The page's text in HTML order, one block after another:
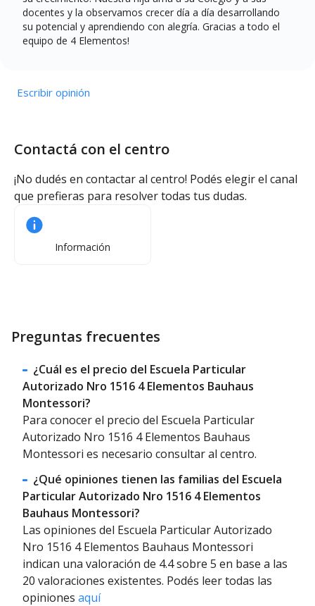
docentes y la observamos crecer día a día desarrollando
su potencial y aprendiendo con alegría. Gracias a todo el
equipo de 4 Elementos!
Escribir opinión
Contactá con el centro
¡No dudés en contactar al centro! Podés elegir el canal
que prefieras para resolver todas tus dudas.
Información
Preguntas frecuentes
¿Cuál es el precio del Escuela Particular
Autorizado Nro 1516 4 Elementos Bauhaus
Montessori?
Para conocer el precio del Escuela Particular
Autorizado Nro 1516 4 Elementos Bauhaus
Montessori es necesario consultar al centro.
¿Qué opiniones tienen las familias del Escuela
Particular Autorizado Nro 1516 4 Elementos
Bauhaus Montessori?
Las opiniones del Escuela Particular Autorizado
Nro 1516 4 Elementos Bauhaus Montessori
indican una valoración de 4.4 sobre 5 en base a las
20 valoraciones existentes. Podés leer todas las
opiniones aquí